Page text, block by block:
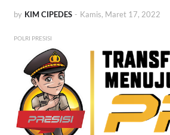
by KIM CIPEDES - Kamis, Maret 17, 2022
POLRI PRESISI